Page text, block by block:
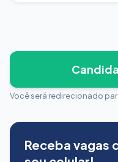
Você será redirecionado
Receba vagas